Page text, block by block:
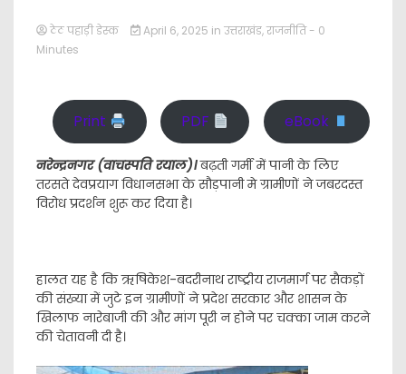
ठेठ पहाड़ी डेस्क April 6, 2025 in उत्तराखंड,राजनीति - 0
Minutes
Print PDF eBook
नरेन्द्रनगर (वाचस्पति रयाल)। बढ़ती गर्मी में पानी के लिए
तरसते देवप्रयाग विधानसभा के सौड़पानी मे ग्रामीणों ने जबरदस्त
विरोध प्रदर्शन शुरू कर दिया है।
हालत यह है कि ऋषिकेश-बदरीनाथ राष्ट्रीय राजमार्ग पर सैकड़ों
की संख्या में जुटे इन ग्रामीणों ने प्रदेश सरकार और शासन के
खिलाफ नारेबाजी की और मांग पूरी न होने पर चक्का जाम करने
की चेतावनी दी है।